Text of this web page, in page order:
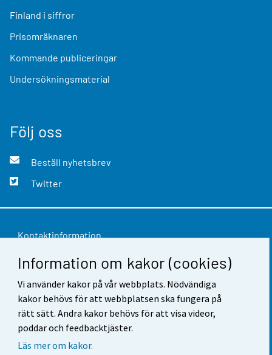
Information om kakor (cookies)
Vi använder kakor på vår webbplats. Nödvändiga
kakor behövs för att webbplatsen ska fungera på
rätt sätt. Andra kakor behövs för att visa videor,
poddar och feedbacktjäster.
Läs mer om kakor.
Finland i siffror
Prisomräknaren
Kommande publiceringar
Undersökningsmaterial
Följ oss
Beställ nyhetsbrev
Twitter
Kontaktinformation
Respons
Användarvillkor
Dataskydd
Tillgänglighet